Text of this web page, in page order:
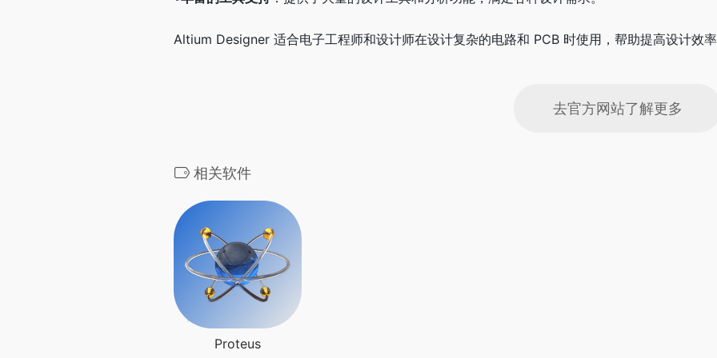
Altium Designer 适合电子工程师和设计师在设计复杂的电路和 PCB 时使用，帮助提高设计效率
去官方网站了解更多
相关软件
Proteus